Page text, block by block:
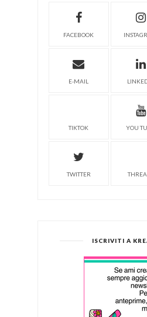
FACEBOOK
E-MAIL
TIKTOK YOU
TWITTER
ISCRIVITI A